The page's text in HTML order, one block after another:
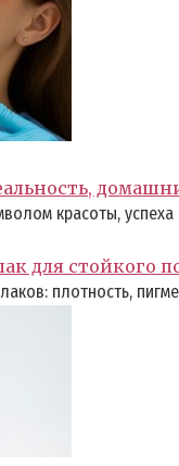
красоты,
для стойкого
плотность,